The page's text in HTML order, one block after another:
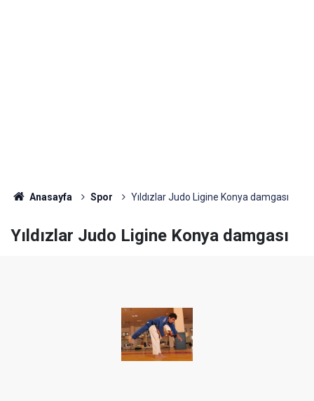
Anasayfa Spor Yıldızlar Judo Ligine Konya damgası
Yıldızlar Judo Ligine Konya damgası